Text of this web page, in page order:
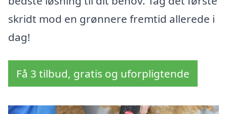
skridt mod en grønnere fremtid allerede i
dag!
Få 3 tilbud, gratis og uforpligtende